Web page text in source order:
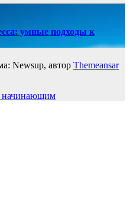
умные подходы к
Newsup, автор Themeansar
начинающим